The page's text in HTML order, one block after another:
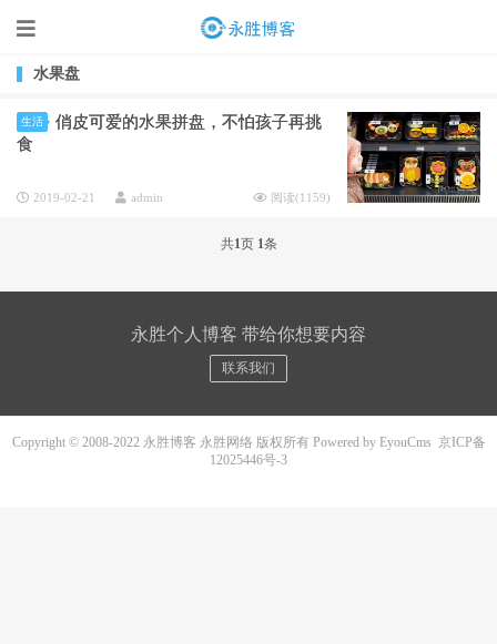
水果盘
生活
俏皮可爱的水果拼盘，不怕孩子再挑
食
2019-02-21 admin 阅读(1159)
共1页 1条
永胜个人博客 带给你想要内容
联系我们
Copyright © 2008-2022 永胜博客 永胜网络 版权所有Powered by EyouCms 京ICP备
12025446号-3